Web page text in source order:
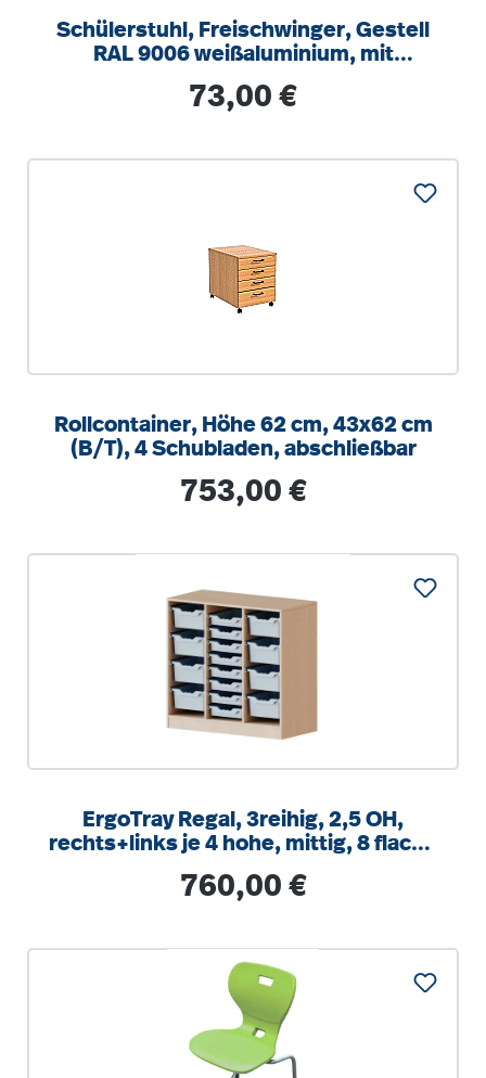
Schülerstuhl, Freischwinger, Gestell
RAL 9006 weißaluminium, mit
Regulärer Preis:
73,00 €
Rollcontainer, Höhe 62 cm, 43x62 cm
(B/T), 4 Schubladen, abschließbar
Regulärer Preis:
753,00 €
ErgoTray Regal, 3reihig, 2,5 OH,
rechts+links je 4 hohe, mittig, 8 flache
Regulärer Preis:
760,00 €